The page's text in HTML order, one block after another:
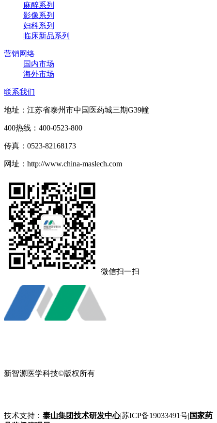
麻醉系列
影像系列
妇科系列
临床新品系列
营销网络
国内市场
海外市场
联系我们
地址：江苏省泰州市中国医药城三期G39幢
400热线：400-0523-800
传真：0523-82168173
网址：http://www.china-maslech.com
微信扫一扫
新智源医学科技©版权所有
技术支持： 泰山集团技术研发中心|苏ICP备19033491号| 国家药